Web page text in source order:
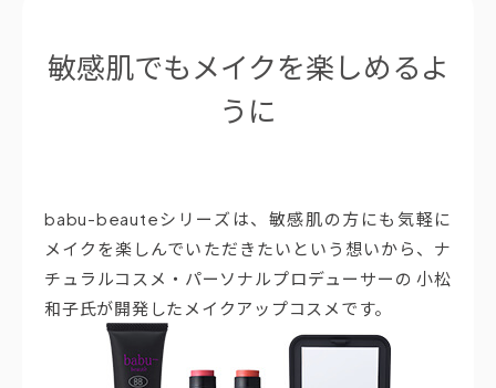
敏感肌でもメイクを楽しめるよ
うに
babu-beauteシリーズは、敏感肌の方にも気軽に
メイクを楽しんでいただきたいという想いから、ナ
チュラルコスメ・パーソナルプロデューサーの 小松
和子氏が開発したメイクアップコスメです。